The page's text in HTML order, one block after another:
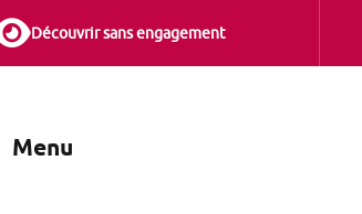
Découvrir sans engagement
Menu